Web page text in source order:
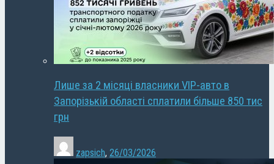
Лише за 2 місяці власники VIP-авто в
Запорізькій області сплатили більше 850 тис
грн
zapsich, 26/03/2026